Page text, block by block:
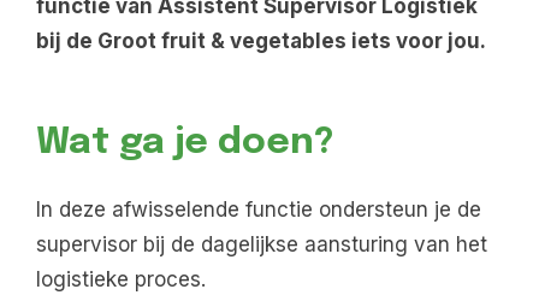
functie van Assistent Supervisor Logistiek
bij de Groot fruit & vegetables iets voor jou.
Wat ga je doen?
In deze afwisselende functie ondersteun je de
supervisor bij de dagelijkse aansturing van het
logistieke proces.